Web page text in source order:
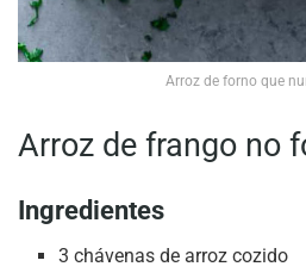
Arroz de forno que
Arroz de frango no
Ingredientes
3 chávenas de arroz cozido